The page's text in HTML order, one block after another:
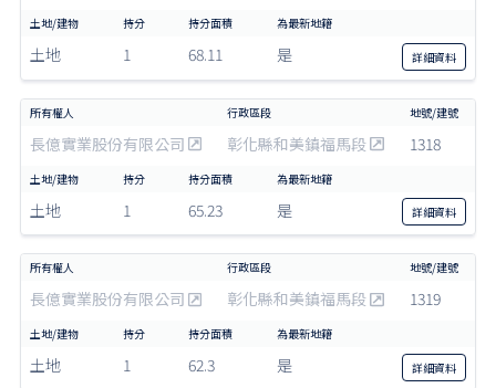
土地 1 68.11 是 詳細資料
長億實業股份有限公司 彰化縣和美鎮福馬段 1318
土地 1 65.23 是 詳細資料
長億實業股份有限公司 彰化縣和美鎮福馬段 1319
土地 1 62.3 是 詳細資料